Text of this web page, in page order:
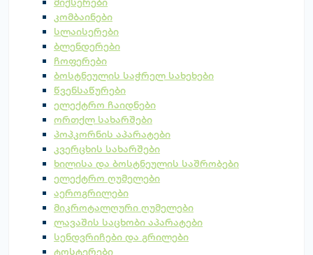
კომბაინები
სლაისერები
ბლენდერები
ჩოფერები
ბოსტნეულის საჭრელ სახეხები
წვენსაწურები
ელექტრო ჩაიდნები
ორთქლ სახარშები
პოპკორნის აპარატები
კვერცხის სახარშები
ხილისა და ბოსტნეულის საშრობები
ელექტრო ღუმელები
აეროგრილები
მიკროტალღური ღუმელები
ლავაშის საცხობი აპარატები
სენდვრიჩები და გრილები
ტოსტერები